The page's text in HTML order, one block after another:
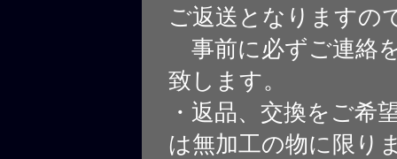
ご返送となりますの
事前に必ずご連絡
致します。
・返品、交換をご希
は無加工の物に限り